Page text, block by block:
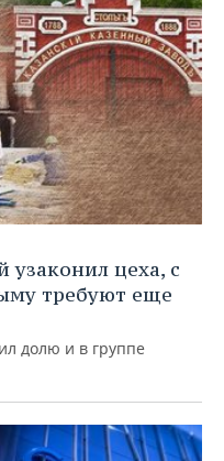
узаконил цеха, с
требуют еще
долю и в группе